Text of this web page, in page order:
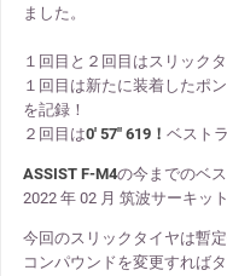
ました。
１回目と２回目はスリック
１回目は新たに装着したポ
を記録！
２回目は0′ 57″ 619！ ベスト
ASSIST F-M4の今までのベ
2022 年 02 月 筑波サーキッ
今回のスリックタイヤは暫
コンパウンドを変更すれば